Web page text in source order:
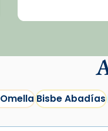
Bisbe Abadías